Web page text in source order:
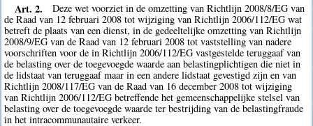
Art. 2.
Deze wet voorziet in de omzetting van Richtlijn 2008/8/EG van
de Raad van 12 februari 2008 tot wijziging van Richtlijn 2006/112/EG wat
betreft de plaats van een dienst, in de gedeeltelijke omzetting van Richtlijn
2008/9/EG van de Raad van 12 februari 2008 tot vaststelling van nadere
voorschriften voor de in Richtlijn 2006/112/EG vastgestelde teruggaaf van
de belasting over de toegevoegde waarde aan belastingplichtigen die niet in
de lidstaat van teruggaaf maar in een andere lidstaat gevestigd zijn en van
Richtlijn 2008/117/EG van de Raad van 16 december 2008 tot wijziging
van Richtlijn 2006/112/EG betreffende het gemeenschappelijke stelsel van
belasting over de toegevoegde waarde ter bestrijding van de belastingfraude
in het intracommunautaire verkeer.